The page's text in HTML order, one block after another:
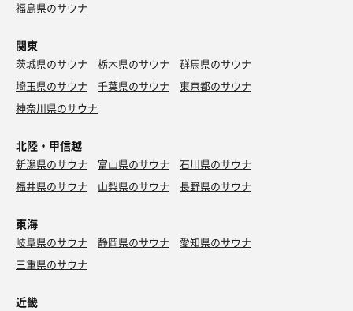
福島県のサウナ
関東
茨城県のサウナ 栃木県のサウナ
群馬県のサウナ
埼玉県のサウナ
千葉県のサウナ
東京都のサウナ
神奈川県のサウナ
北陸・甲信越
新潟県のサウナ 富山県のサウナ
石川県のサウナ
福井県のサウナ
山梨県のサウナ 長野県のサウナ
東海
岐阜県のサウナ 静岡県のサウナ
愛知県のサウナ
三重県のサウナ
近畿